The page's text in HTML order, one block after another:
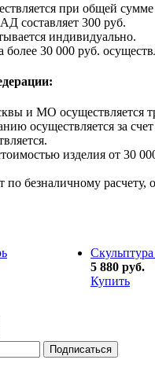
при общей сумме
составляет 300 руб.
индивидуально.
30 000 руб.
и МО осуществляется
осуществляется за
изделия от 30
по безналичному расчету,
5 880 руб.
Купить